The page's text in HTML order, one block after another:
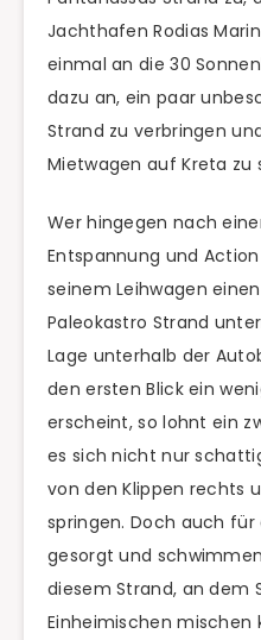
Jachthafen Rodias
einmal an die 30
dazu an, ein paar
Strand zu verbringen
Mietwagen auf Kreta zu
Wer hingegen nach
Entspannung und
seinem Leihwagen
Paleokastro Strand
Lage unterhalb der
den ersten Blick ein
erscheint, so lohnt ein
es sich nicht nur
von den Klippen rechts
springen. Doch auch für
gesorgt und
diesem Strand, an dem
Einheimischen mischen